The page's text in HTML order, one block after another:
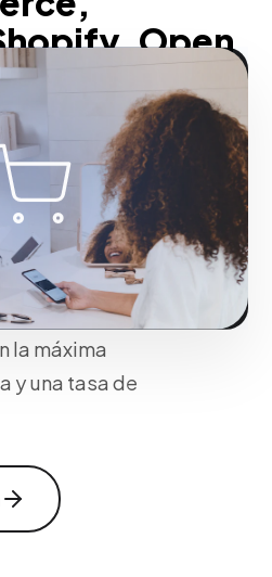
Open
de alto
WooCommerce,
con estrategias de
optimización de
de pago
la máxima
y una tasa de